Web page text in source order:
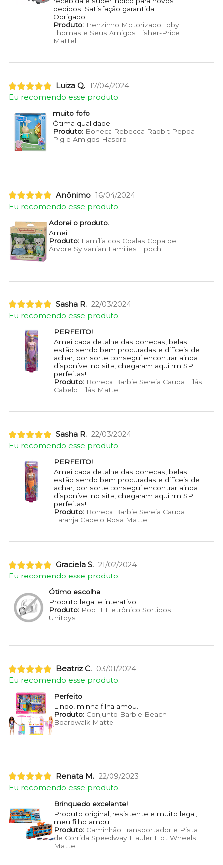
pedidos! Satisfação garantida!
Obrigado!
Produto:Trenzinho Motorizado Toby
Thomas e Seus Amigos Fisher-Price
Mattel
Luiza Q. 17/04/2024
Eu recomendo esse produto.
muito fofo
Ótima qualidade.
Produto:Boneca Rebecca Rabbit Peppa
Pig e Amigos Hasbro
Anônimo 16/04/2024
Eu recomendo esse produto.
Adorei o produto.
Amei!
Produto:Família dos Coalas Copa de
Árvore Sylvanian Families Epoch
Sasha R. 22/03/2024
Eu recomendo esse produto.
PERFEITO!
Amei cada detalhe das bonecas, belas
estão sendo bem procuradas e difíceis de
achar, por sorte consegui encontrar ainda
disponível no site, chegaram aqui rm SP
perfeitas!
Produto:Boneca Barbie Sereia Cauda Lilás
Cabelo Lilás Mattel
Sasha R. 22/03/2024
Eu recomendo esse produto.
PERFEITO!
Amei cada detalhe das bonecas, belas
estão sendo bem procuradas e difíceis de
achar, por sorte consegui encontrar ainda
disponível no site, chegaram aqui rm SP
perfeitas!
Produto:Boneca Barbie Sereia Cauda
Laranja Cabelo Rosa Mattel
Graciela S. 21/02/2024
Eu recomendo esse produto.
Ótimo escolha
Produto legal e interativo
Produto:Pop It Eletrônico Sortidos
Unitoys
Beatriz C. 03/01/2024
Eu recomendo esse produto.
Perfeito
Lindo, minha filha amou.
Produto:Conjunto Barbie Beach
Boardwalk Mattel
Renata M. 22/09/2023
Eu recomendo esse produto.
Brinquedo excelente!
Produto original, resistente e muito legal,
meu filho amou!
Produto:Caminhão Transportador e Pista
de Corrida Speedway Hauler Hot Wheels
Mattel